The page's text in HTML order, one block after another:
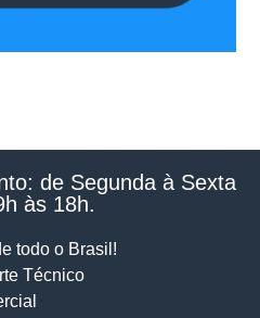
de Segunda à Sexta
às 18h.​
todo o Brasil!
Técnico